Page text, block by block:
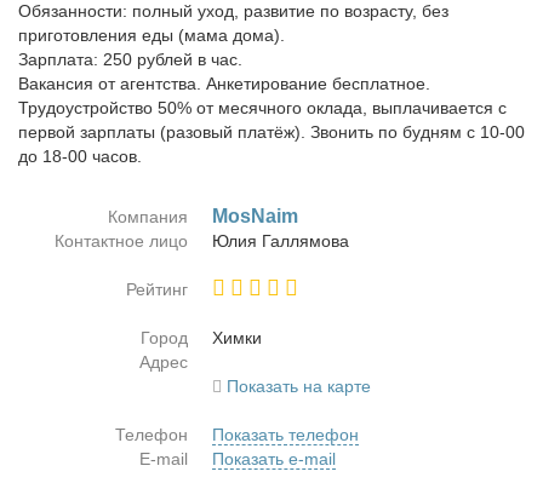
Обязанности: полный уход, развитие по возрасту, без
приготовления еды (мама дома).
Зарплата: 250 рублей в час.
Вакансия от агентства. Анкетирование бесплатное.
Трудоустройство 50% от месячного оклада, выплачивается с
первой зарплаты (разовый платёж). Звонить по будням с 10-00
до 18-00 часов.
Компания MosNaim
Контактное лицо Юлия Гал­ля­мо­ва
Рейтинг
Город
Хим­ки
Адрес
Показать на карте
Телефон
Показать телефон
E-mail
Показать e-mail